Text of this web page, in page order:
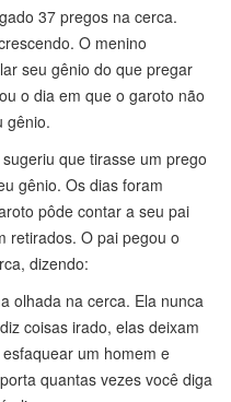
37 pregos na cerca.
O menino
seu gênio do que pregar
o dia em que o garoto não
gênio.
que tirasse um prego
gênio. Os dias foram
pôde contar a seu pai
retirados. O pai pegou o
dizendo:
olhada na cerca. Ela nunca
coisas irado, elas deixam
um homem e
quantas vezes você diga